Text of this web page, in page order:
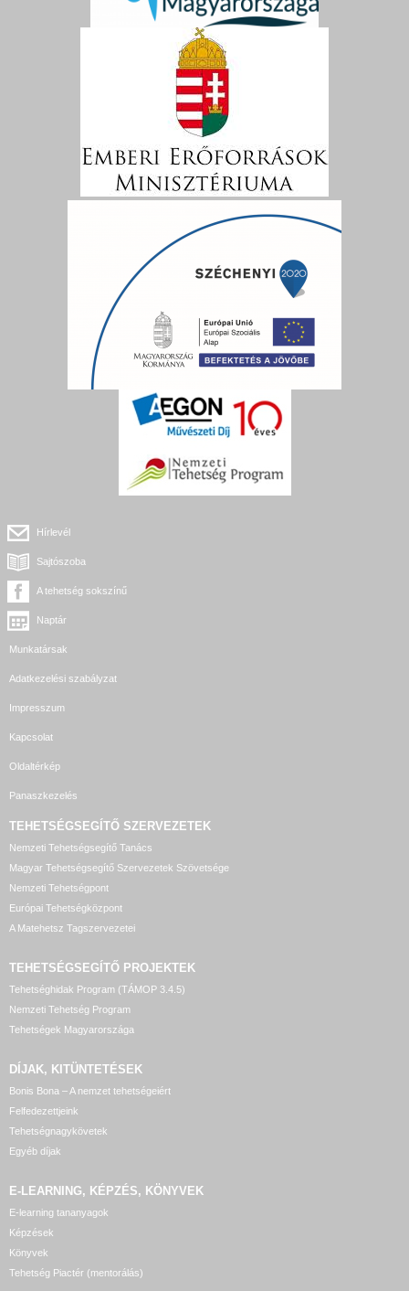
Hírlevél
Sajtószoba
A tehetség sokszínű
Naptár
Munkatársak
Adatkezelési szabályzat
Impresszum
Kapcsolat
Oldaltérkép
Panaszkezelés
TEHETSÉGSEGÍTŐ SZERVEZETEK
Nemzeti Tehetségsegítő Tanács
Magyar Tehetségsegítő Szervezetek Szövetsége
Nemzeti Tehetségpont
Európai Tehetségközpont
A Matehetsz Tagszervezetei
TEHETSÉGSEGÍTŐ PROJEKTEK
Tehetséghidak Program (TÁMOP 3.4.5)
Nemzeti Tehetség Program
Tehetségek Magyarországa
DÍJAK, KITÜNTETÉSEK
Bonis Bona – A nemzet tehetségeiért
Felfedezettjeink
Tehetségnagykövetek
Egyéb díjak
E-LEARNING, KÉPZÉS, KÖNYVEK
E-learning tananyagok
Képzések
Könyvek
Tehetség Piactér (mentorálás)